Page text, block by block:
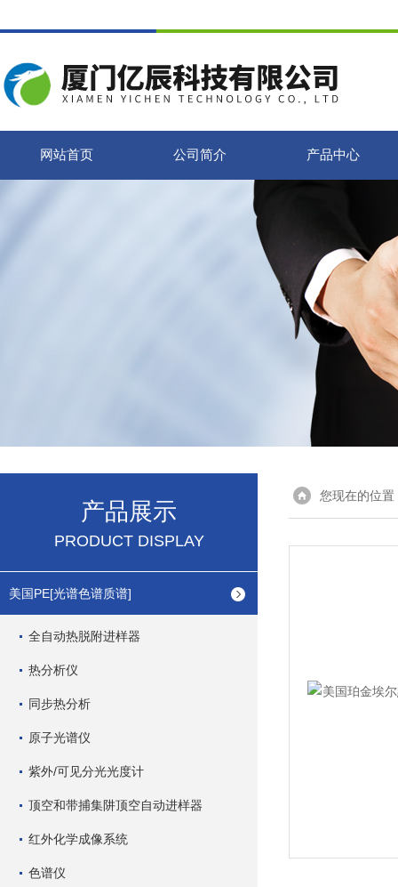
网站首页 公司简介 产品中心
产品展示
PRODUCT DISPLAY
美国PE[光谱色谱质谱]
全自动热脱附进样器
热分析仪
同步热分析
原子光谱仪
紫外/可见分光光度计
顶空和带捕集阱顶空自动进样器
红外化学成像系统
色谱仪
您现在的位置